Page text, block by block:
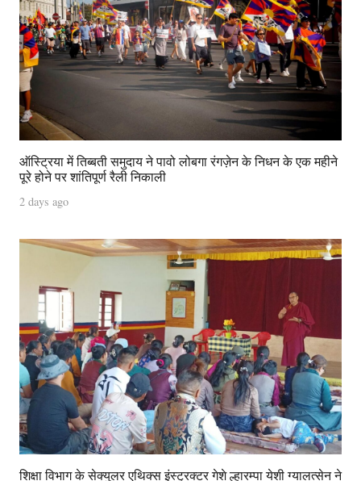
ऑस्ट्रिया में तिब्बती समुदाय ने पावो लोबगा रंगज़ेन के निधन के एक महीने
पूरे होने पर शांतिपूर्ण रैली निकाली
2 days ago
शिक्षा विभाग के सेक्युलर एथिक्स इंस्ट्रक्टर गेशे ल्हारम्पा येशी ग्यालत्सेन ने